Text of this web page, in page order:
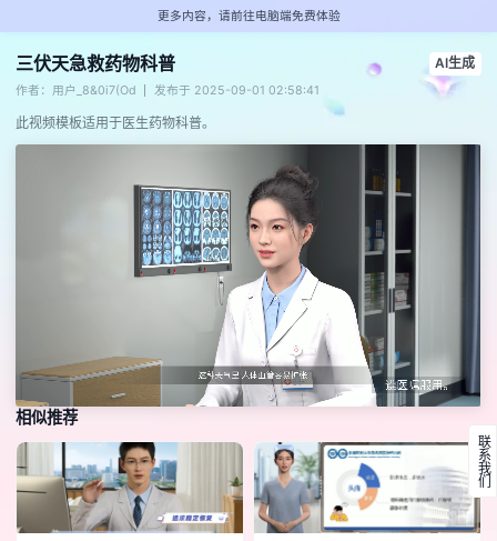
更多内容，请前往电脑端免费体验
三伏天急救药物科普 AI生成
作者：用户_8&0i7(Od 发布于 2025-09-01 02:58:41
此视频模板适用于医生药物科普。
相似推荐
联系我们